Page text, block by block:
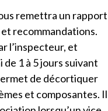
remettra un rapport
recommandations.
l’inspecteur, et
1 à 5 jours suivant
de décortiquer
et composantes. Il